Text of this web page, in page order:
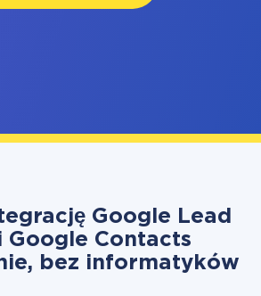
Google Lead
Google Contacts
bez informatyków